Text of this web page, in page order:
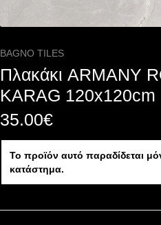
BAGNO TILES
Πλακάκι ARMANY
KARAG 120x120cm
35.00€
Το προϊόν αυτό παραδίδεται
κατάστημα.